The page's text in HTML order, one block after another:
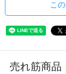
こ
売れ筋商品